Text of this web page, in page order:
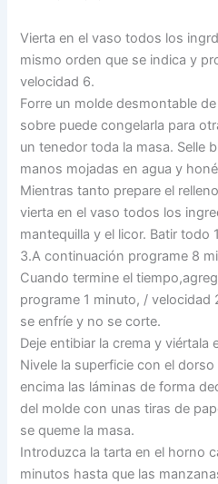
Vierta en el vaso todos los
mismo orden que se indica y
velocidad 6.
Forre un molde desmontable
sobre puede congelarla para
un tenedor toda la masa. Selle
manos mojadas en agua y
Mientras tanto prepare el
vierta en el vaso todos los
mantequilla y el licor. Batir todo
3.A continuación programe 8
Cuando termine el
programe 1 minuto, / velocidad
se enfríe y no se corte.
Deje entibiar la crema y viértala
Nivele la superficie con el
encima las láminas de forma
del molde con unas tiras de
se queme la masa.
Introduzca la tarta en el horno
minutos hasta que las